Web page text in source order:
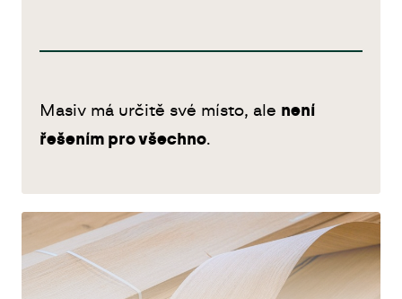
Masiv má určitě své místo, ale není
řešením pro všechno.